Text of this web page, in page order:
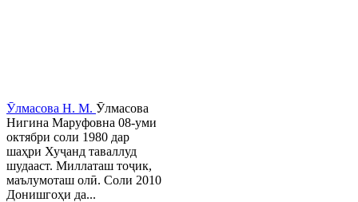
Ӯлмасова Н. М. Ӯлмасова
Нигина Маруфовна 08-уми
октябри соли 1980 дар
шаҳри Хуҷанд таваллуд
шудааст. Миллаташ тоҷик,
маълумоташ олӣ. Соли 2010
Донишгоҳи да...